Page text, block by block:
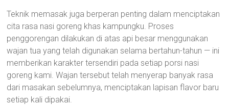
Teknik memasak juga berperan penting dalam menciptakan
cita rasa nasi goreng khas kampungku. Proses
penggorengan dilakukan di atas api besar menggunakan
wajan tua yang telah digunakan selama bertahun-tahun — ini
memberikan karakter tersendiri pada setiap porsi nasi
goreng kami. Wajan tersebut telah menyerap banyak rasa
dari masakan sebelumnya, menciptakan lapisan flavor baru
setiap kali dipakai.